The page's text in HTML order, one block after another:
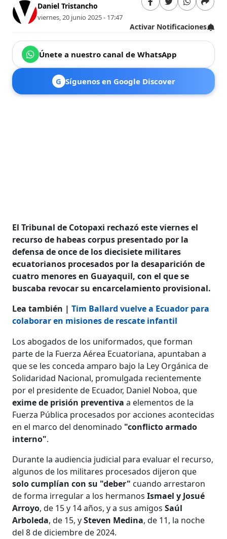
Daniel Tristancho
viernes, 20 junio 2025 - 17:47
Activar Notificaciones
Únete a nuestro canal de WhatsApp
G Síguenos en Google Discover
El Tribunal de Cotopaxi rechazó este viernes el
recurso de habeas corpus presentado por la
defensa de once de los diecisiete militares
ecuatorianos procesados por la desaparición de
cuatro menores en Guayaquil, con el que se
buscaba revocar su encarcelamiento provisional.
Lea también |Tim Ballard vuelve a Ecuador para
colaborar en misiones de rescate infantil
Los abogados de los uniformados, que forman
parte de la Fuerza Aérea Ecuatoriana, apuntaban a
que se les conceda amparo bajo la Ley Orgánica de
Solidaridad Nacional, promulgada recientemente
por el presidente de Ecuador, Daniel Noboa, que
exime de prisión preventiva a elementos de la
Fuerza Pública procesados por acciones acontecidas
en el marco del denominado "conflicto armado
interno".
Durante la audiencia judicial para evaluar el recurso,
algunos de los militares procesados dijeron que
solo cumplían con su "deber" cuando arrestaron
de forma irregular a los hermanosIsmael y Josué
Arroyo, de 15 y 14 años, y a sus amigosSaúl
Arboleda, de 15, ySteven Medina, de 11, la noche
del 8 de diciembre de 2024.